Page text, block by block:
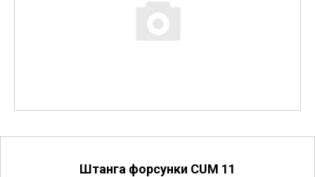
Штанга форсунки CUM 11